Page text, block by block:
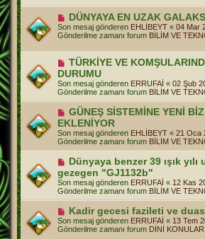
e
s
a
j
Y
e
n
i
e
a
j
DÜNYAYA EN UZAK
Son mesaj gönderen EHLİBEYT « 04 Mar
Gönderilme zamanı forum BİLİM VE
Y
e
n
i
m
e
s
a
j
TÜRKİYE VE
DURUMU
Son mesaj gönderen ERRUFAİ « 02 Şub
Gönderilme zamanı forum BİLİM VE
Y
e
n
i
m
e
s
j
GÜNEŞ SİSTEMİNE YENİ
EKLENİYOR
Son mesaj gönderen EHLİBEYT « 21 Oca
Gönderilme zamanı forum BİLİM VE
Y
e
n
i
m
e
s
a
j
Dünyaya benzer 39 ışık yılı
gezegen "GJ1132b"
Son mesaj gönderen ERRUFAİ « 12 Kas
Gönderilme zamanı forum BİLİM VE
Y
e
n
i
Kadir gecesi fazileti ve
Son mesaj gönderen ERRUFAİ « 13 Tem
Gönderilme zamanı forum DİNİ